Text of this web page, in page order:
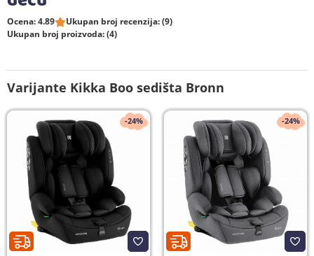
Ocena: 4.89
Ukupan broj recenzija: (9)
Ukupan broj proizvoda: (4)
Varijante Kikka Boo sedišta Bronn
-24% -24%